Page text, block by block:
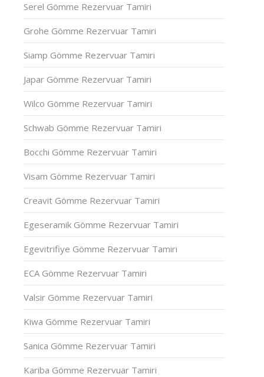
Serel Gömme Rezervuar Tamiri
Grohe Gömme Rezervuar Tamiri
Siamp Gömme Rezervuar Tamiri
Japar Gömme Rezervuar Tamiri
Wilco Gömme Rezervuar Tamiri
Schwab Gömme Rezervuar Tamiri
Bocchi Gömme Rezervuar Tamiri
Visam Gömme Rezervuar Tamiri
Creavit Gömme Rezervuar Tamiri
Egeseramik Gömme Rezervuar Tamiri
Egevitrifiye Gömme Rezervuar Tamiri
ECA Gömme Rezervuar Tamiri
Valsir Gömme Rezervuar Tamiri
Kiwa Gömme Rezervuar Tamiri
Sanica Gömme Rezervuar Tamiri
Kariba Gömme Rezervuar Tamiri